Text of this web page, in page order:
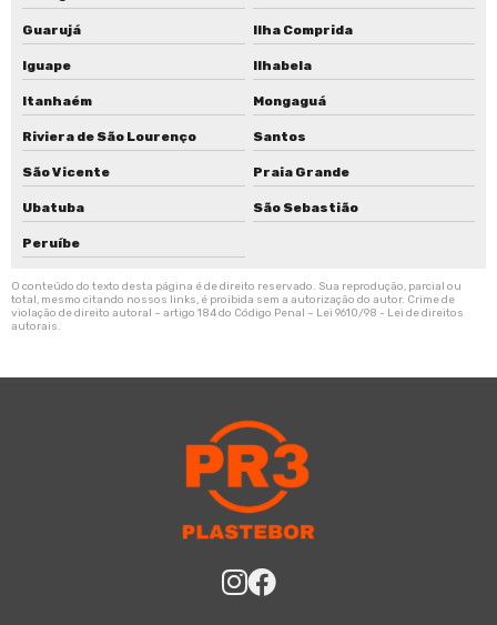
Tampa bomba de combustível
Guarujá Ilha Comprida
Iguape Ilhabela
Itanhaém Mongaguá
Riviera de São Lourenço Santos
São Vicente Praia Grande
Ubatuba São Sebastião
Peruíbe
O conteúdo do texto desta página é de direito reservado. Sua reprodução, parcial ou
total, mesmo citando nossos links, é proibida sem a autorização do autor. Crime de
violação de direito autoral – artigo 184 do Código Penal – Lei 9610/98 - Lei de direitos
autorais.